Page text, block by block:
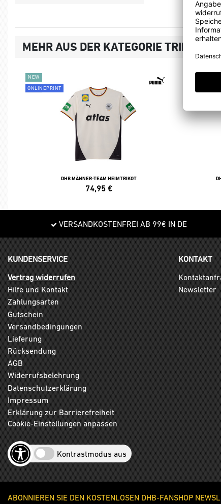
MEHR AUS DER KATEGORIE TRIKOTS
NEW
ONLINEPRINT
DHB MÄNNER-TEAM HEIMTRIKOT
74,95 €
VERSANDKOSTENFREI AB 99€ IN DE
KUNDENSERVICE
Vertrag widerrufen
Hilfe und Kontakt
Zahlungsarten
Gutschein
Versandbedingungen
Lieferung
Rücksendung
AGB
Widerrufsbelehrung
Datenschutzerklärung
Impressum
Erklärung zur Barrierefreiheit
Cookie-Einstellungen anpassen
Kontrastmodus aus
KONTAKT
Newsletter
ABONNIEREN SIE DEN KOSTENLOSEN DHB-FANSHOP